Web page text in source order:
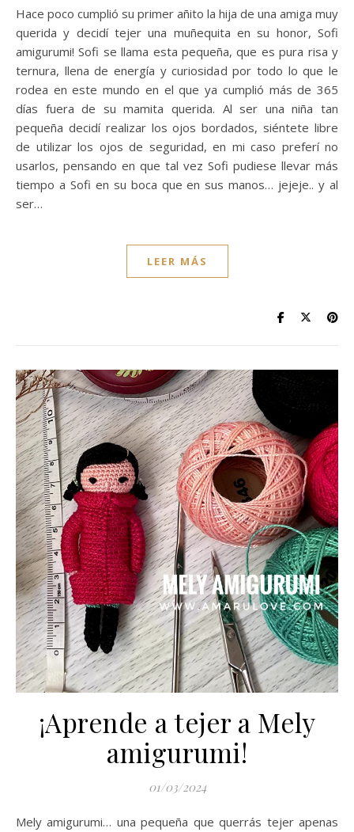
Hace poco cumplió su primer añito la hija de una amiga muy
querida y decidí tejer una muñequita en su honor, Sofi
amigurumi! Sofi se llama esta pequeña, que es pura risa y
ternura, llena de energía y curiosidad por todo lo que le
rodea en este mundo en el que ya cumplió más de 365
días fuera de su mamita querida. Al ser una niña tan
pequeña decidí realizar los ojos bordados, siéntete libre
de utilizar los ojos de seguridad, en mi caso preferí no
usarlos, pensando en que tal vez Sofi pudiese llevar más
tiempo a Sofi en su boca que en sus manos… jejeje.. y al
ser…
LEER MÁS
¡Aprende a tejer a Mely
amigurumi!
01/03/2024
Mely amigurumi… una pequeña que querrás tejer apenas